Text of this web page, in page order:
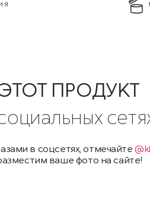
ЭТОТ ПРОДУКТ
в соцсетях, отмечайте
ваше фото на сайте!